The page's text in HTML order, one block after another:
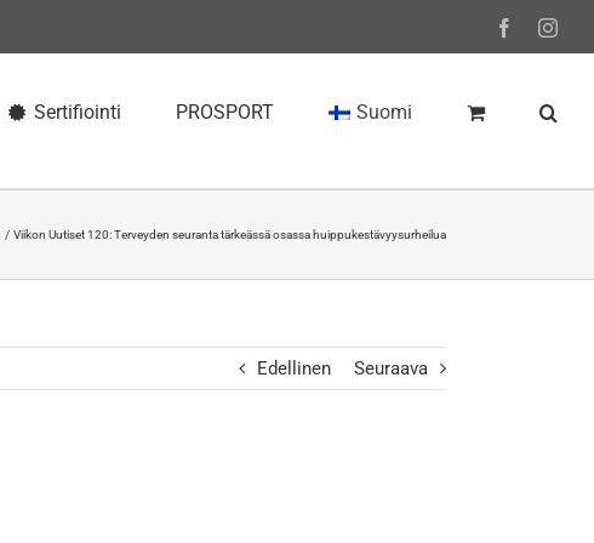
Facebook
Sertifiointi PROSPORT Suomi
Viikon Uutiset 120: Terveyden seuranta tärkeässä osassa huippukestävyysurheilua
Edellinen Seuraava